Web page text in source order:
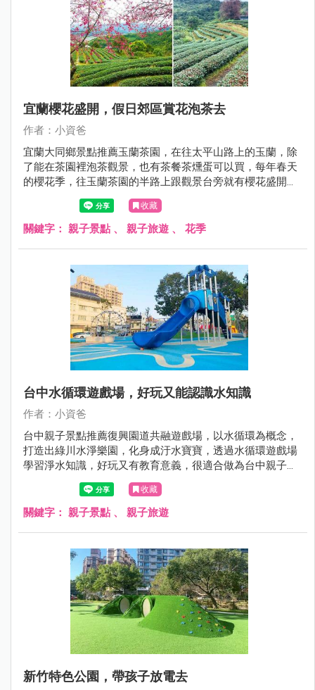
宜蘭櫻花盛開，假日郊區賞花泡茶去
作者：小資爸
宜蘭大同鄉景點推薦玉蘭茶園，在往太平山路上的玉蘭，除
了能在茶園裡泡茶觀景，也有茶餐茶燻蛋可以買，每年春天
的櫻花季，往玉蘭茶園的半路上跟觀景台旁就有櫻花盛開，
搭配茶園翠綠的風貌，景色秀麗! 很適合過年期間及假日來
此品茗，搭配附近的崙埤河濱公園，就是很棒的宜蘭走春半
日遊一日遊景點呦，現在就跟著小資爸一起來宜蘭大同鄉的
收藏
關鍵字： 親子景點 、 親子旅遊 、 花季
台中水循環遊戲場，好玩又能認識水知識
作者：小資爸
台中親子景點推薦復興園道共融遊戲場，以水循環為概念，
打造出綠川水淨樂園，化身成汙水寶寶，透過水循環遊戲場
學習淨水知識，好玩又有教育意義，很適合做為台中親子一
日遊景點呦~現在就跟著小資爸一起來玩台中的復興園道共
融遊戲場吧！
收藏
關鍵字： 親子景點 、 親子旅遊
新竹特色公園，帶孩子放電去